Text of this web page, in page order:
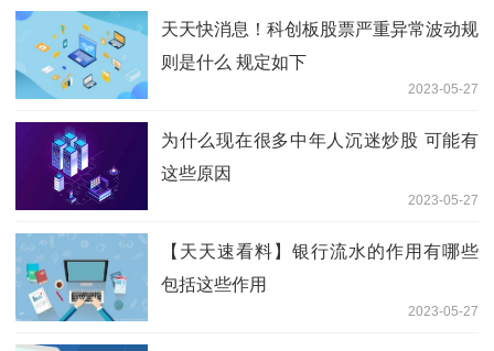
天天快消息！科创板股票严重异常波动规
则是什么 规定如下
2023-05-27
为什么现在很多中年人沉迷炒股 可能有
这些原因
2023-05-27
【天天速看料】银行流水的作用有哪些
包括这些作用
2023-05-27